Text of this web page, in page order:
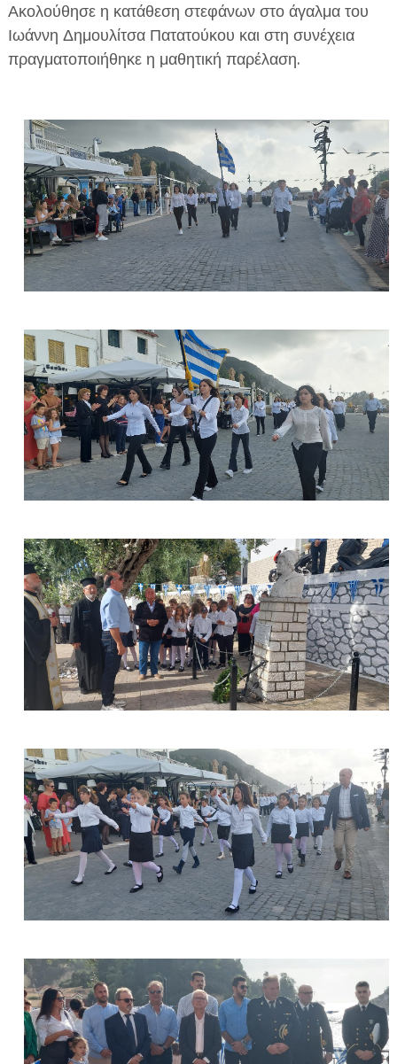
Ακολούθησε η κατάθεση στεφάνων στο άγαλμα του
Ιωάννη Δημουλίτσα Πατατούκου και στη συνέχεια
πραγματοποιήθηκε η μαθητική παρέλαση.